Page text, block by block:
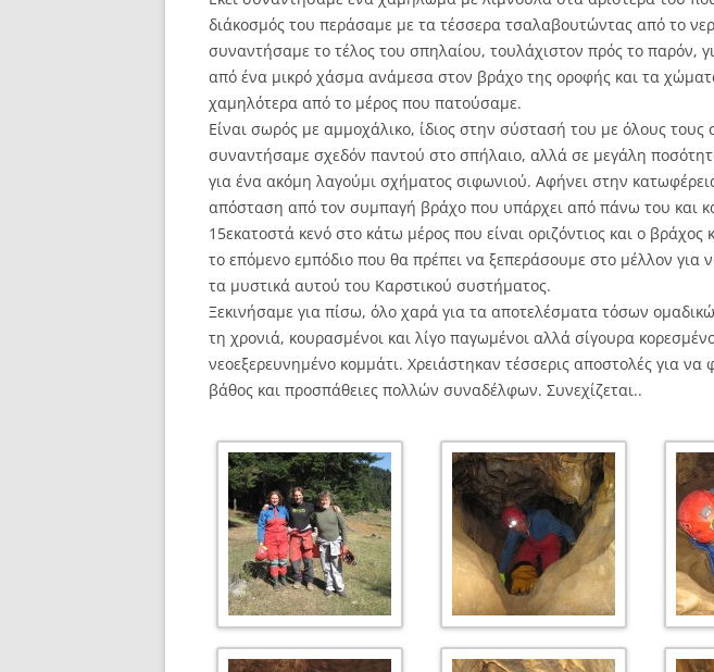
διάκοσμός του περάσαμε με τα τέσσερα τσαλαβουτώντας από το
συναντήσαμε το τέλος του σπηλαίου, τουλάχιστον πρός το παρόν,
από ένα μικρό χάσμα ανάμεσα στον βράχο της οροφής και τα
χαμηλότερα από το μέρος που πατούσαμε.
Είναι σωρός με αμμοχάλικο, ίδιος στην σύστασή του με όλους
συναντήσαμε σχεδόν παντού στο σπήλαιο, αλλά σε μεγάλη
για ένα ακόμη λαγούμι σχήματος σιφωνιού. Αφήνει στην
απόσταση από τον συμπαγή βράχο που υπάρχει από πάνω του και
15εκατοστά κενό στο κάτω μέρος που είναι οριζόντιος και ο βράχος
το επόμενο εμπόδιο που θα πρέπει να ξεπεράσουμε στο μέλλον για
τα μυστικά αυτού του Καρστικού συστήματος.
Ξεκινήσαμε για πίσω, όλο χαρά για τα αποτελέσματα τόσων
τη χρονιά, κουρασμένοι και λίγο παγωμένοι αλλά σίγουρα
νεοεξερευνημένο κομμάτι. Χρειάστηκαν τέσσερις αποστολές για να
βάθος και προσπάθειες πολλών συναδέλφων. Συνεχίζεται..